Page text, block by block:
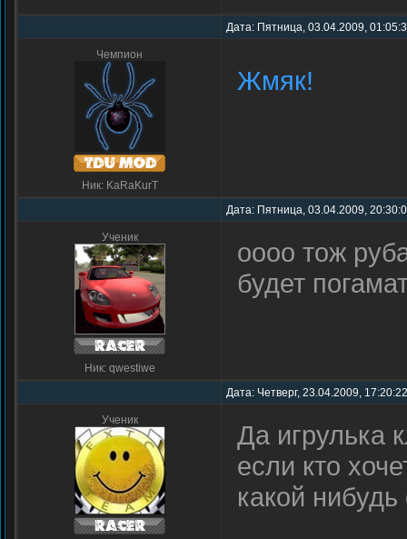
Дата: Пятница, 03.04.2009,
Чемпион
Ник: KaRaKurT
Жмяк!
Дата: Пятница, 03.04.2009,
Ученик
Ник: qwestiwe
оооо тож
будет
Дата: Четверг, 23.04.2009,
Ученик
Да игрулька
если кто
какой